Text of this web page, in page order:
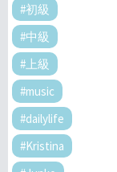
#初級
#中級
#上級
#music
#dailylife
#Kristina